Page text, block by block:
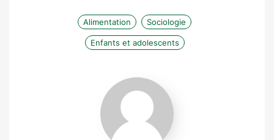
Alimentation Sociologie
Enfants et adolescents
Saraswati
Bhetuwal